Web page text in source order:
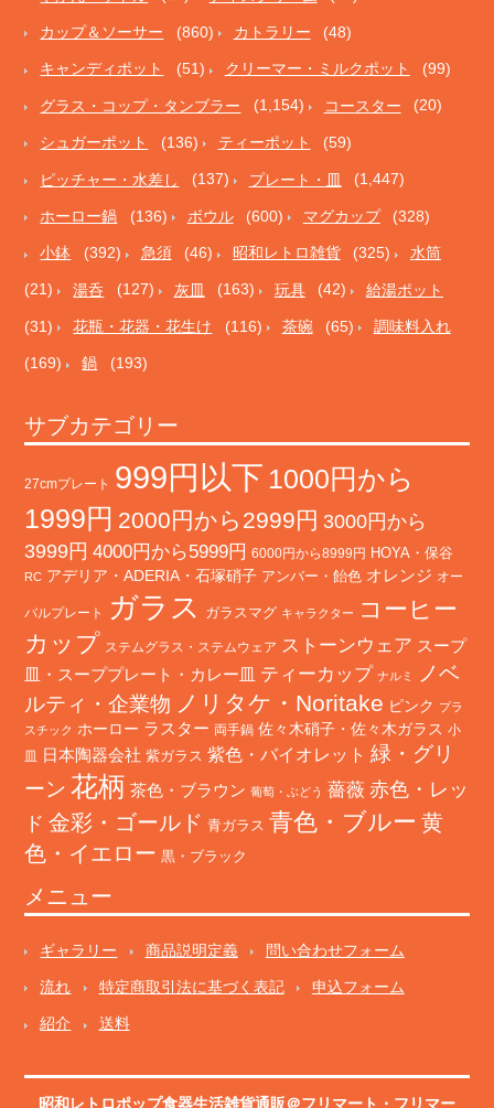
カップ＆ソーサー (860) カトラリー (48)
キャンディポット (51) クリーマー・ミルクポット (99)
グラス・コップ・タンブラー (1,154) コースター (20)
シュガーポット (136) ティーポット (59)
ピッチャー・水差し (137) プレート・皿 (1,447)
ホーロー鍋 (136) ボウル (600) マグカップ (328)
小鉢 (392) 急須 (46) 昭和レトロ雑貨 (325) 水筒
(21) 湯呑 (127) 灰皿 (163) 玩具 (42) 給湯ポット
(31) 花瓶・花器・花生け (116) 茶碗 (65) 調味料入れ
(169) 鍋 (193)
サブカテゴリー
27cmプレート 999円以下 1000円から
1999円 2000円から2999円 3000円から
3999円 4000円から5999円 6000円から8999円 HOYA・保谷
RC アデリア・ADERIA・石塚硝子 アンバー・飴色 オレンジ オー
バルプレート ガラス ガラスマグ キャラクター
コーヒー
カップ ステムグラス・ステムウェア ストーンウェア スープ
皿・スーププレート・カレー皿 ティーカップ ナルミ
ノベ
ルティ・企業物 ノリタケ・Noritake ピンク プラ
スチック ホーロー ラスター 両手鍋 佐々木硝子・佐々木ガラス 小
皿
日本陶器会社 紫ガラス 紫色・バイオレット 緑・グリ
ーン 花柄 茶色・ブラウン 葡萄・ぶどう 薔薇 赤色・レッ
ド 金彩・ゴールド 青ガラス 青色・ブルー 黄
色・イエロー 黒・ブラック
メニュー
ギャラリー 商品説明定義 問い合わせフォーム
流れ 特定商取引法に基づく表記 申込フォーム
紹介 送料
昭和レトロポップ食器生活雑貨通販＠フリマート ・ フリマー